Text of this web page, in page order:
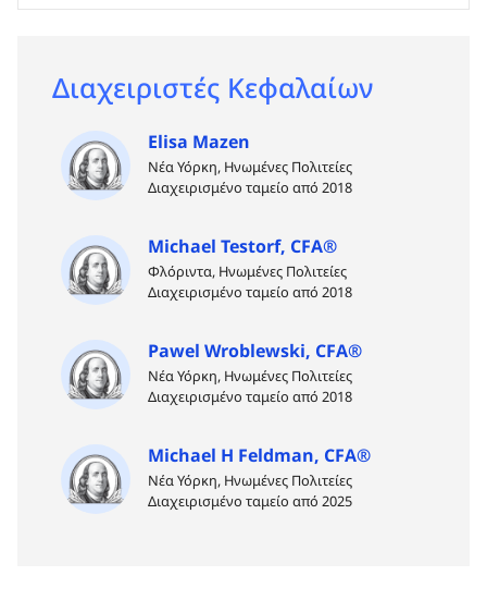
Διαχειριστές Κεφαλαίων
Elisa Mazen
Νέα Υόρκη, Ηνωμένες Πολιτείες
Διαχειρισμένο ταμείο από 2018
Michael Testorf, CFA®
Φλόριντα, Ηνωμένες Πολιτείες
Διαχειρισμένο ταμείο από 2018
Pawel Wroblewski, CFA®
Νέα Υόρκη, Ηνωμένες Πολιτείες
Διαχειρισμένο ταμείο από 2018
Michael H Feldman, CFA®
Νέα Υόρκη, Ηνωμένες Πολιτείες
Διαχειρισμένο ταμείο από 2025